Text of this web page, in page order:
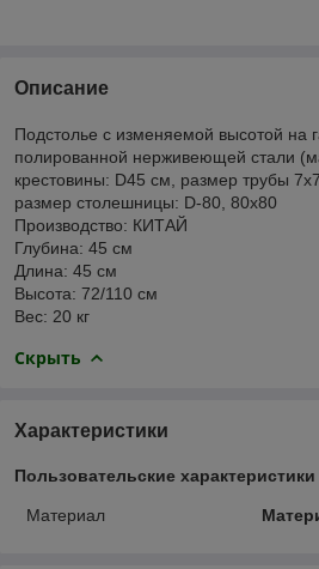
Описание
Подстолье с изменяемой высотой на
полированной нерживеющей стали
крестовины: D45 см, размер трубы
размер столешницы: D-80, 80х80
Производство: КИТАЙ
Глубина: 45 см
Длина: 45 см
Высота: 72/110 см
Вес: 20 кг
Скрыть
Характеристики
Пользовательские характеристики
Материал